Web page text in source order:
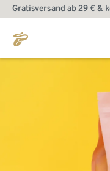
Gratisversand ab 29 € &